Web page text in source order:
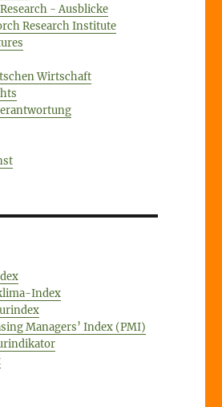
- Ausblicke
Research Institute
Wirtschaft
Index
Managers’ Index (PMI)